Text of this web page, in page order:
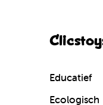
Educatief
Ecologisch